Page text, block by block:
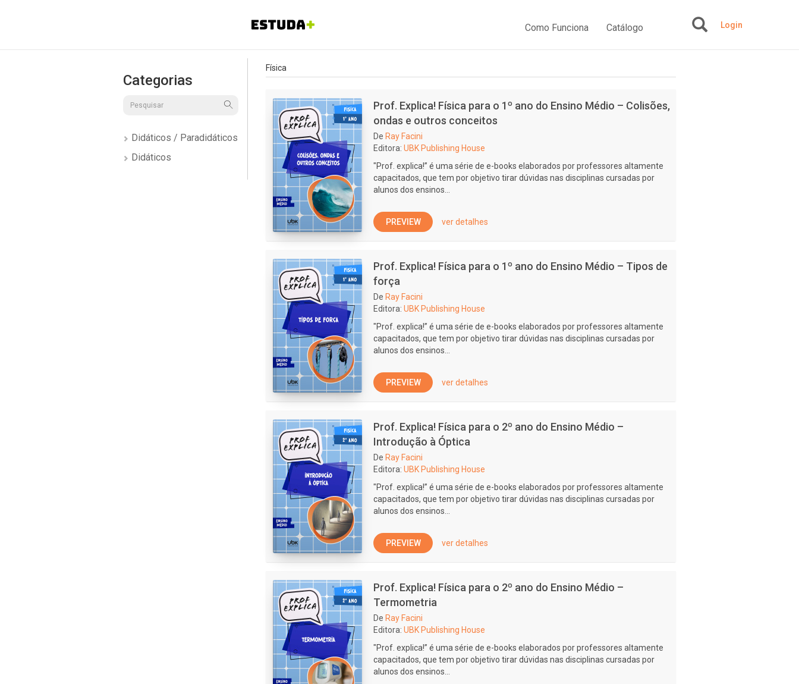
Como Funciona Catálogo Login
Categorias
Didáticos / Paradidáticos
Didáticos
Física
Prof. Explica! Física para o 1º ano do Ensino Médio – Colisões,
ondas e outros conceitos
De Ray Facini
Editora: UBK Publishing House
"Prof. explica!” é uma série de e-books elaborados por professores altamente
capacitados, que tem por objetivo tirar dúvidas nas disciplinas cursadas por
alunos dos ensinos...
PREVIEW ver detalhes
Prof. Explica! Física para o 1º ano do Ensino Médio – Tipos de
força
De Ray Facini
Editora: UBK Publishing House
"Prof. explica!” é uma série de e-books elaborados por professores altamente
capacitados, que tem por objetivo tirar dúvidas nas disciplinas cursadas por
alunos dos ensinos...
PREVIEW ver detalhes
Prof. Explica! Física para o 2º ano do Ensino Médio –
Introdução à Óptica
De Ray Facini
Editora: UBK Publishing House
"Prof. explica!” é uma série de e-books elaborados por professores altamente
capacitados, que tem por objetivo tirar dúvidas nas disciplinas cursadas por
alunos dos ensinos...
PREVIEW ver detalhes
Prof. Explica! Física para o 2º ano do Ensino Médio –
Termometria
De Ray Facini
Editora: UBK Publishing House
"Prof. explica!” é uma série de e-books elaborados por professores altamente
capacitados, que tem por objetivo tirar dúvidas nas disciplinas cursadas por
alunos dos ensinos...